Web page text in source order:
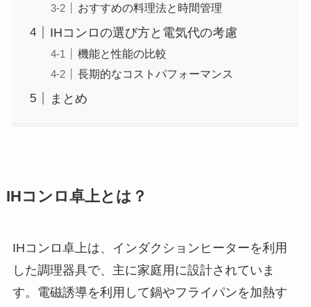
おすすめの料理法と時間管理
IHコンロの選び方と電気代の考慮
機能と性能の比較
長期的なコストパフォーマンス
まとめ
IHコンロ卓上とは？
IHコンロ卓上は、インダクションヒーターを利用
した調理器具で、主に家庭用に設計されていま
す。電磁誘導を利用して鍋やフライパンを加熱す